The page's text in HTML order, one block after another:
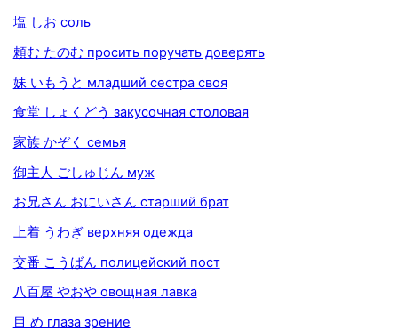
塩 しお соль
頼む たのむ просить поручать доверять
妹 いもうと младший сестра своя
食堂 しょくどう закусочная столовая
家族 かぞく семья
御主人 ごしゅじん муж
お兄さん おにいさん старший брат
上着 うわぎ верхняя одежда
交番 こうばん полицейский пост
八百屋 やおや овощная лавка
目 め глаза зрение